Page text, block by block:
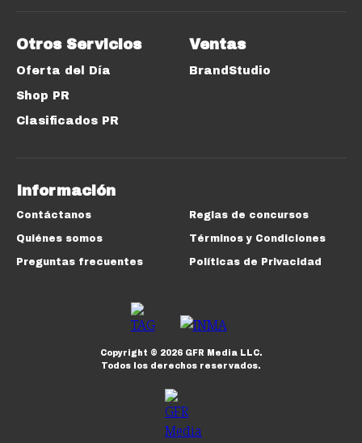
Otros Servicios
Oferta del Día
Shop PR
Clasificados PR
Ventas
BrandStudio
Información
Contáctanos
Quiénes somos
Preguntas frecuentes
Reglas de concursos
Términos y Condiciones
Políticas de Privacidad
Copyright © 2026GFR Media LLC.
Todos los derechos reservados.